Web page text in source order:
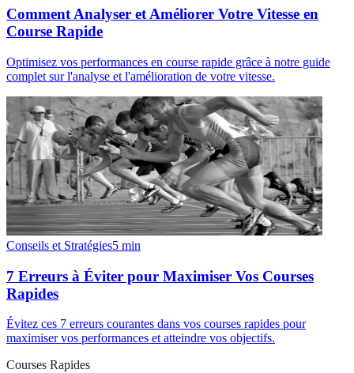
Comment Analyser et Améliorer Votre Vitesse en
Course Rapide
Optimisez vos performances en course rapide grâce à notre guide
complet sur l'analyse et l'amélioration de votre vitesse.
Conseils et Stratégies5 min
7 Erreurs à Éviter pour Maximiser Vos Courses
Rapides
Évitez ces 7 erreurs courantes dans vos courses rapides pour
maximiser vos performances et atteindre vos objectifs.
Courses Rapides